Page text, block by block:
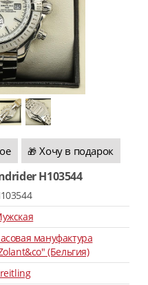
🎁 Хочу в подарок
H103544
мануфактура
(Бельгия)